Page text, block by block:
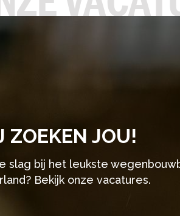
ZOEKEN JOU!
slag bij het leukste
Bekijk onze vacatures.